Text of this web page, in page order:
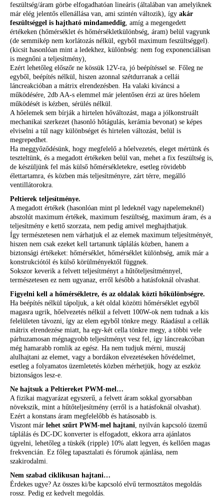
feszültség/áram görbe elfogadhatóan lineáris (általában van amelyiknek
már elég jelentős ellenállása van, ami szintén változik), így akár
feszültséggel is hajtható mindameddig, amíg a megengedett
értékeken (hőmérséklet és hőmérsékletkülönbség, áram) belül vagyunk
(de semmikép nem korlátozás nélkül, egyből maximum feszültséggel).
(kicsit hasonlóan mint a ledekhez, különbség: nem fog exponenciálisan
is megnőni a teljesítmény),
Ezért lehetőleg előszőr ne kössük 12V-ra, jó beépítéssel se. Főleg ne
egyből, beépítés nélkül, hiszen azonnal szétdurranak a cellái
láncreakcióban a mátrix elrendezésben. Ha valaki kiváncsi a
működésére, 2db AA-s elemmel már jelentősen érzi az üres hőelem
működését is kézben, sérülés nélkül.
A hőelemek sem bírják a hirtelen hőváltozást, maga a jólkonstruált
mechanikai szerkezet (hasonló hőtágulás, kerámia bevonat) se képes
elviselni a túl nagy különbséget és hirtelen változást, belül is
megrepedhet.
Ha meggyőződésünk, hogy megfelelő a hőelvezetés, eleget mértünk és
teszteltünk, és a megadott értékeken belül van, mehet a fix feszültség is,
de készüljünk fel más külső hőmérsékletekre, esetleg rövidebb
élettartamra, és közben más teljesítményre, zárt térre, megálló
ventillátorokra.
Peltierek teljesítménye.
A megadott értékek (hasonlóan mint pl ledeknél vagy napelemeknél)
abszolút maximum értékek, maximum feszültség, maximum áram, és a
teljesítmény e kettő szorzata, nem pedig amivel meghajthatjuk.
Így természetesen nem várhatjuk el az elemek maximum teljesítményét,
hiszen nem csak ezeket kell tartanunk táplálás közben, hanem a
biztonsági értékeket: hőmérséklet, hőmérséklet különbség, amik már a
konstrukciótól és külső körülményektől függnek.
Sokszor keverik a felvett teljesítményt a hűtőteljesítménnyel,
természetesen ez nem ugyanaz, erről később a hatásfoknál olvashat.
Figyelni kell a hőmérsékletre, és az oldalak közti hőkülönbségre.
Ha beépítés nélkül tápoljuk, a két oldal közötti hőmérséklet egyből
magasra ugrik, hőelvezetés nélkül a felvett 100W-ok nem tudnak a kis
felelületen távozni, így az elem egyből tönkre megy. Ráadásul a cellák
mátrix elrendezése miatt, ha egy-két cella tönkre megy, a többi vele
párhuzamosan mégnagyobb teljesítményt vesz fel, így láncreakcóban
még hamarabb romlik az egész. Ha nem tudjuk mérni, muszáj
alulhajtani az elemet, vagy a bordákon elvezetéseken hővédelmet,
esetleg a folyamatos üzemletetés közben mérhetjük, hogy az eszköz
biztonságos lesz-e.
Ne hajtsuk a Peltiereket PWM-mel…
A fizikai magyarázat egyszerű, a felvett áram sokkal gyorsabban
növekszik, mint a hűtőteljesítmény (erről is a hatásfoknál olvashat).
Ezért a konstans áram megfelelőbb és hatásosabb is.
Viszont már lehet szűrt PWM-mel hajtani, nyilván kapcsoló üzemű
táplálás és DC-DC konverter is elfogadott, ekkora arra ajánlatos
ügyelni, lehetőleg a tüskék (ripple) 10% alatt legyen, és kellően magas
frekvencián. Ez főleg tapasztalati és fórumok ajánlása, nem
szakirodalmi.
Nem szabad ciklikusan hajtani…
Érdekes ugye? Az összes ki/be kapcsoló elvű termosztátos megoldás
rossz. Pedig ez kedvelt megoldás.